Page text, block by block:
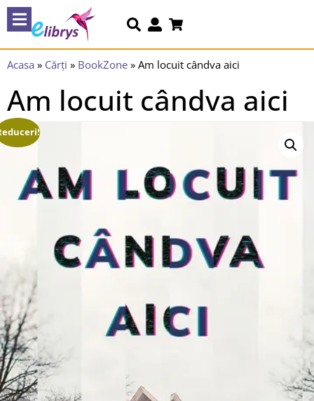
Acasa » Cărți » BookZone » Am locuit cândva aici
Am locuit cândva aici